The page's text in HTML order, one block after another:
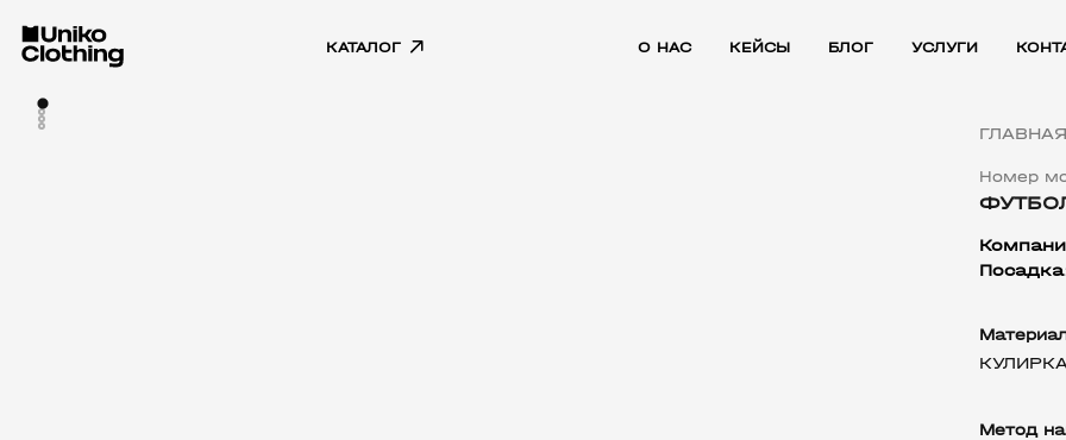
КАТАЛОГ О НАС КЕЙСЫ БЛОГ УСЛУГИ
ГЛАВНАЯ
Номер
Посадка
Метод